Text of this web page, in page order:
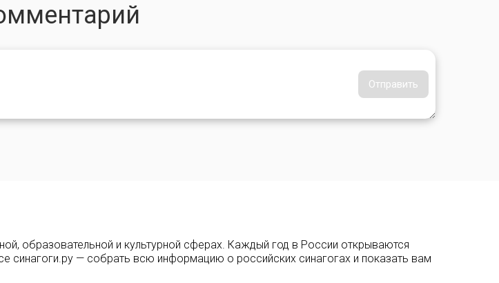
Отправить
образовательной и культурной сферах. Каждый год в России открываются
синагоги.ру — собрать всю информацию о российских синагогах и показать вам